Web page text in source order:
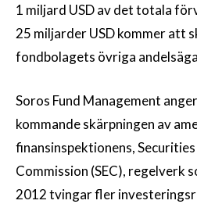
1 miljard USD av det totala
25 miljarder USD kommer att
fondbolagets övriga
Soros Fund Management
kommande skärpningen av
finansinspektionens, Securities
Commission (SEC), regelverk
2012 tvingar fler